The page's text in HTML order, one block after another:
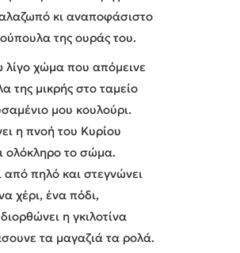
κι αναποφάσιστο
της ουράς του.
χώμα που απόμεινε
της μικρής στο ταμείο
μου κουλούρι.
η πνοή του Κυρίου
ολόκληρο το σώμα.
από πηλό και στεγνώνει
χέρι, ένα πόδι,
η γκιλοτίνα
τα μαγαζιά τα ρολά.